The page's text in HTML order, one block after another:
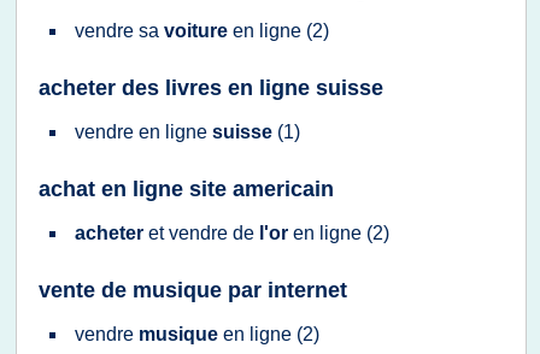
vendre sa voiture en ligne (2)
acheter des livres en ligne suisse
vendre en ligne suisse (1)
achat en ligne site americain
acheter etvendre de l'or en ligne (2)
vente de musique par internet
vendre musique en ligne (2)